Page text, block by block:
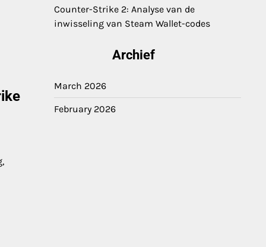
Counter-Strike 2: Analyse van de
inwisseling van Steam Wallet-codes
Archief
March 2026
February 2026